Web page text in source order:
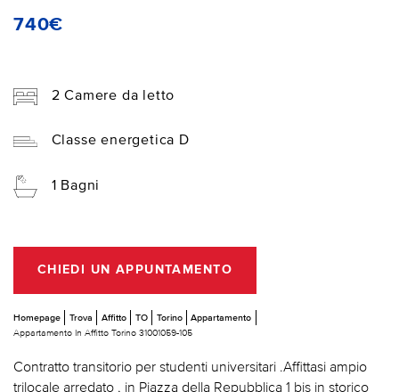
740€
2 Camere da letto
Classe energetica D
1 Bagni
CHIEDI UN APPUNTAMENTO
Homepage Trova Affitto TO Torino
Appartamento
Appartamento In Affitto Torino 31001059-105
Contratto transitorio per studenti universitari .Affittasi ampio
trilocale arredato , in Piazza della Repubblica 1 bis in storico